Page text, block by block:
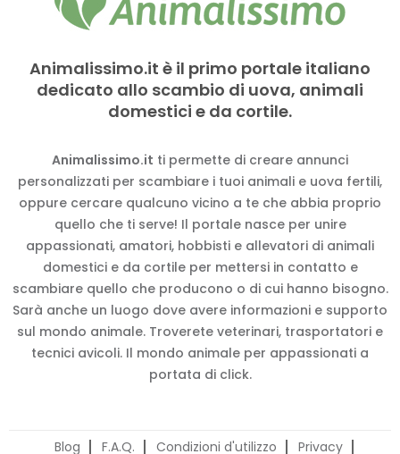
Animalissimo.it è il primo portale italiano
dedicato allo scambio di uova, animali
domestici e da cortile.
Animalissimo.it ti permette di creare annunci
personalizzati per scambiare i tuoi animali e uova fertili,
oppure cercare qualcuno vicino a te che abbia proprio
quello che ti serve! Il portale nasce per unire
appassionati, amatori, hobbisti e allevatori di animali
domestici e da cortile per mettersi in contatto e
scambiare quello che producono o di cui hanno bisogno.
Sarà anche un luogo dove avere informazioni e supporto
sul mondo animale. Troverete veterinari, trasportatori e
tecnici avicoli. Il mondo animale per appassionati a
portata di click.
Blog F.A.Q. Condizioni d'utilizzo
Privacy